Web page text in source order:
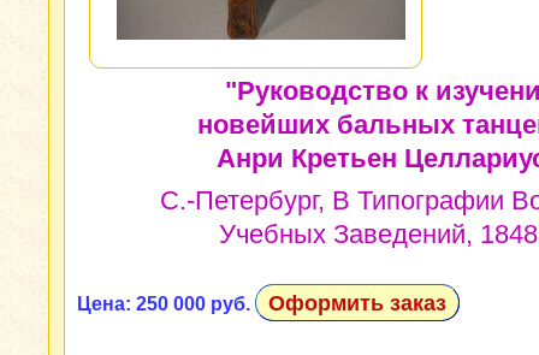
"Руководство к
новейших бальных
Анри Кретьен
С.-Петербург, В Типографии
Учебных Заведений,
Цена: 250 000 руб. Оформить заказ